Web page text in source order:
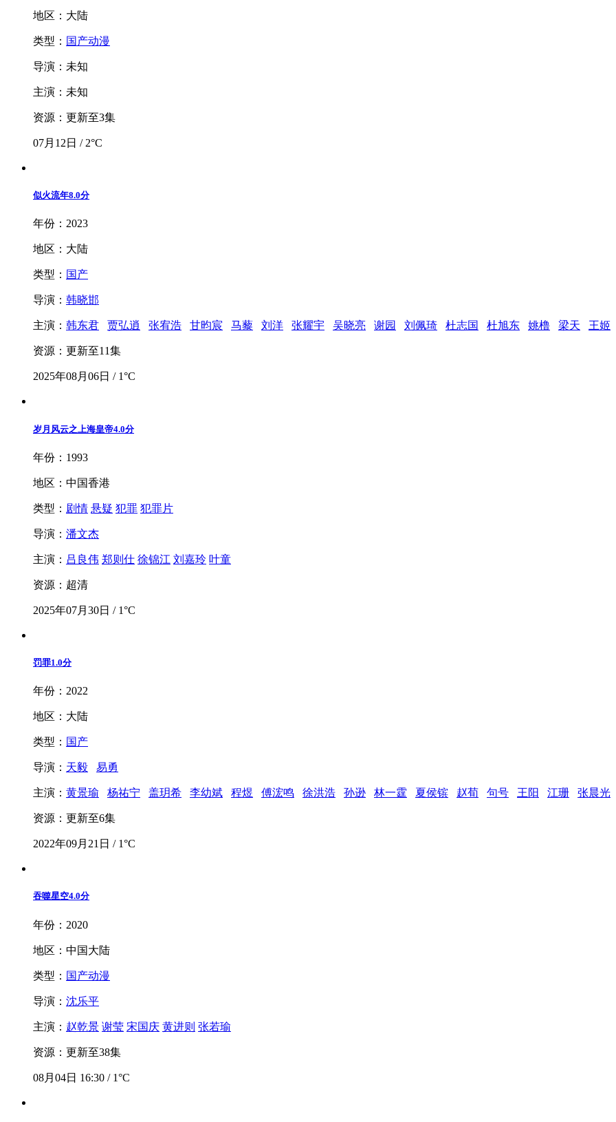
地区：大陆
类型： 国产动漫
导演：未知
主演：未知
资源：更新至3集
07月12日 / 2°C
似火流年8.0分
年份：2023
地区：大陆
类型： 国产
导演： 韩晓邯
主演： 韩东君 贾弘逍 张宥浩 甘昀宸 马藜 刘洋 张耀宇 吴晓亮 谢园 刘佩琦 杜志国 杜旭东 姚橹 梁天 王姬
资源：更新至11集
2025年08月06日 / 1°C
岁月风云之上海皇帝4.0分
年份：1993
地区：中国香港
类型： 剧情 悬疑 犯罪 犯罪片
导演： 潘文杰
主演： 吕良伟 郑则仕 徐锦江 刘嘉玲 叶童
资源：超清
2025年07月30日 / 1°C
罚罪1.0分
年份：2022
地区：大陆
类型： 国产
导演： 天毅 易勇
主演： 黄景瑜 杨祐宁 盖玥希 李幼斌 程煜 傅浤鸣 徐洪浩 孙逊 林一霆 夏侯镔 赵荀 句号 王阳 江珊 张晨光
资源：更新至6集
2022年09月21日 / 1°C
吞噬星空4.0分
年份：2020
地区：中国大陆
类型： 国产动漫
导演： 沈乐平
主演： 赵乾景 谢莹 宋国庆 黄进则 张若瑜
资源：更新至38集
08月04日 16:30 / 1°C